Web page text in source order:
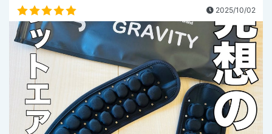
2025/10/02